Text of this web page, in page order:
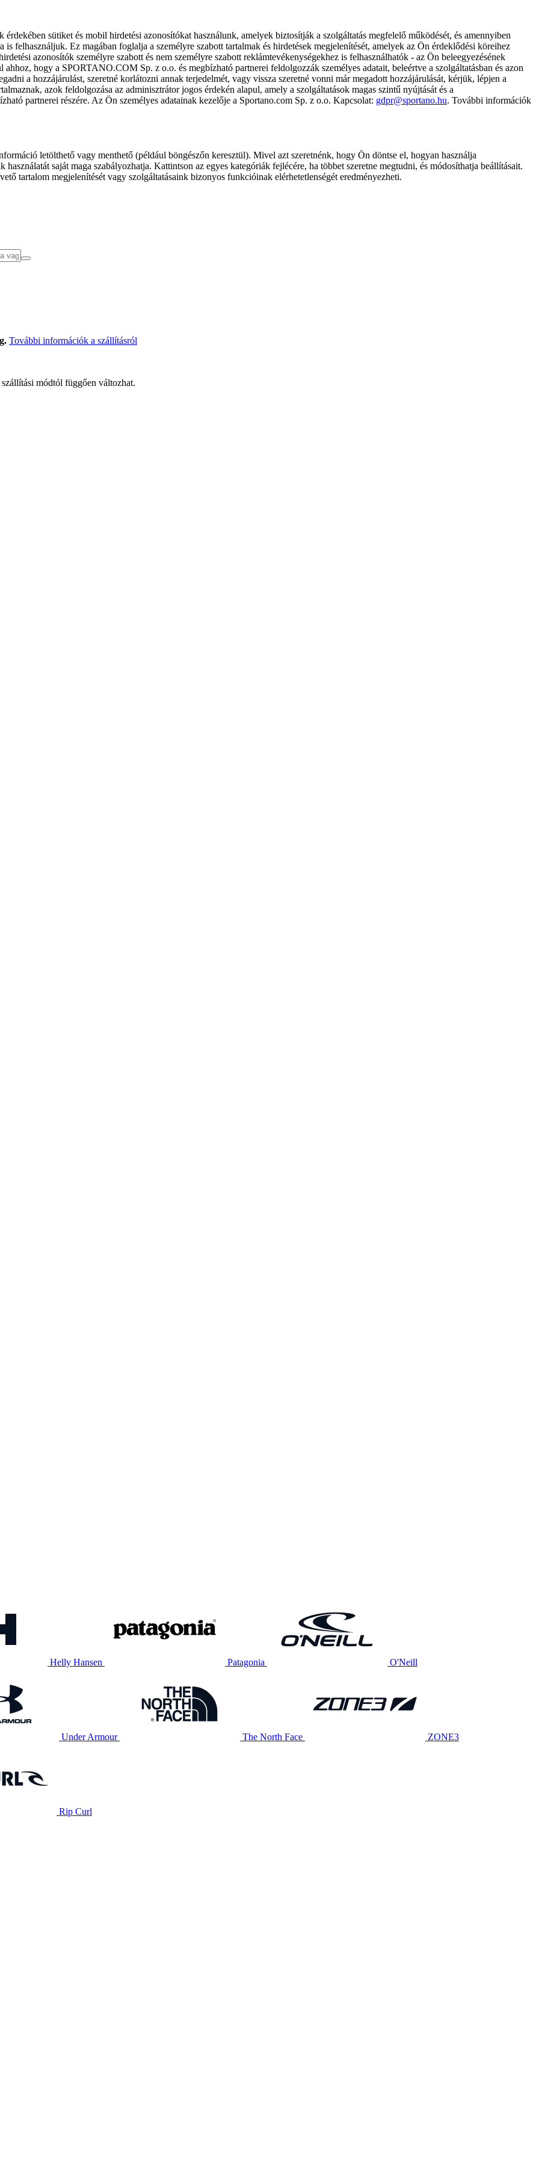
sütiket és mobil hirdetési azonosítókat használunk, amelyek biztosítják a szolgáltatás megfelelő működését, és amennyiben
is felhasználjuk. Ez magában foglalja a személyre szabott tartalmak és hirdetések megjelenítését, amelyek az Ön érdeklődési köreihez
azonosítók személyre szabott és nem személyre szabott reklámtevékenységekhez is felhasználhatók - az Ön beleegyezésének
hogy a SPORTANO.COM Sp. z o.o. és megbízható partnerei feldolgozzák személyes adatait, beleértve a szolgáltatásban és azon
a hozzájárulást, szeretné korlátozni annak terjedelmét, vagy vissza szeretné vonni már megadott hozzájárulását, kérjük, lépjen a
azok feldolgozása az adminisztrátor jogos érdekén alapul, amely a szolgáltatások magas szintű nyújtását és a
partnerei részére. Az Ön személyes adatainak kezelője a Sportano.com Sp. z o.o. Kapcsolat: gdpr@sportano.hu. További információk
letölthető vagy menthető (például böngészőn keresztül). Mivel azt szeretnénk, hogy Ön döntse el, hogyan használja
saját maga szabályozhatja. Kattintson az egyes kategóriák fejlécére, ha többet szeretne megtudni, és módosíthatja beállításait.
tartalom megjelenítését vagy szolgáltatásaink bizonyos funkcióinak elérhetetlenségét eredményezheti.
További információk a szállításról
módtól függően változhat.
Helly Hansen Patagonia O'Neill
Under Armour The North Face ZONE3
Rip Curl